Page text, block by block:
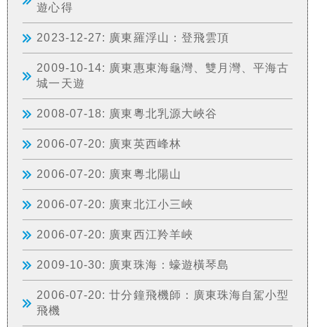
遊心得
2023-12-27: 廣東羅浮山：登飛雲頂
2009-10-14: 廣東惠東海龜灣、雙月灣、平海古
城一天遊
2008-07-18: 廣東粵北乳源大峽谷
2006-07-20: 廣東英西峰林
2006-07-20: 廣東粵北陽山
2006-07-20: 廣東北江小三峽
2006-07-20: 廣東西江羚羊峽
2009-10-30: 廣東珠海：蠔遊橫琴島
2006-07-20: 廿分鐘飛機師：廣東珠海自駕小型
飛機